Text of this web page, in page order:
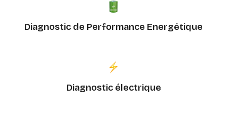
Diagnostic de Performance Energétique
Diagnostic électrique